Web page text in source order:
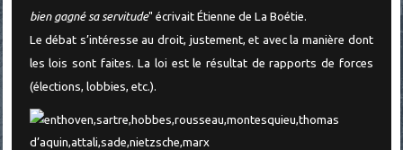
bien gagné sa servitude" écrivait Étienne de La Boétie.
Le débat s’intéresse au droit, justement, et avec la manière dont
les lois sont faites. La loi est le résultat de rapports de forces
(élections, lobbies, etc.).